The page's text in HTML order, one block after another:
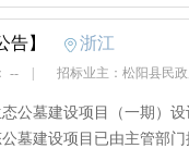
告】 浙江
-- 招标业主：松阳县民
公墓建设项目（一期）
墓建设项目已由主管部门